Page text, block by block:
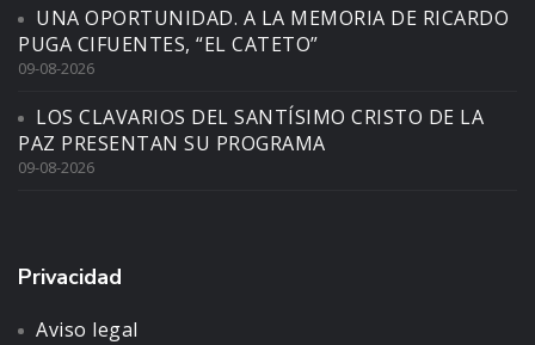
UNA OPORTUNIDAD. A LA MEMORIA DE RICARDO
PUGA CIFUENTES, “EL CATETO”
09-08-2026
LOS CLAVARIOS DEL SANTÍSIMO CRISTO DE LA
PAZ PRESENTAN SU PROGRAMA
09-08-2026
Privacidad
Aviso legal